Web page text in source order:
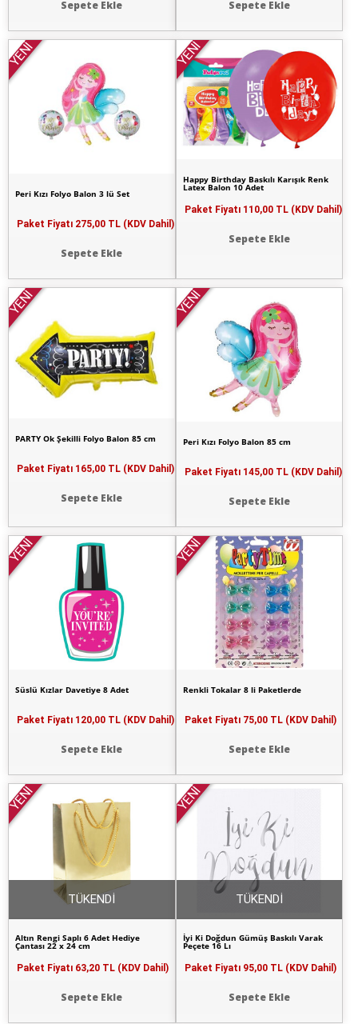
Sepete Ekle Sepete Ekle
YENİ
Peri Kızı Folyo Balon 3 lü Set
Paket Fiyatı 275,00 TL (KDV Dahil)
Sepete Ekle
YENİ
Happy Birthday Baskılı Karışık Renk
Latex Balon 10 Adet
Paket Fiyatı 110,00 TL (KDV Dahil)
Sepete Ekle
YENİ
PARTY Ok Şekilli Folyo Balon 85 cm
Paket Fiyatı 165,00 TL (KDV Dahil)
Sepete Ekle
YENİ
Peri Kızı Folyo Balon 85 cm
Paket Fiyatı 145,00 TL (KDV Dahil)
Sepete Ekle
YENİ
Süslü Kızlar Davetiye 8 Adet
Paket Fiyatı 120,00 TL (KDV Dahil)
Sepete Ekle
YENİ
Renkli Tokalar 8 li Paketlerde
Paket Fiyatı 75,00 TL (KDV Dahil)
Sepete Ekle
YENİ
Altın Rengi Saplı 6 Adet Hediye
Çantası 22 x 24 cm
Paket Fiyatı 63,20 TL (KDV Dahil)
Sepete Ekle
TÜKENDİ
YENİ
İyi Ki Doğdun Gümüş Baskılı Varak
Peçete 16 Lı
Paket Fiyatı 95,00 TL (KDV Dahil)
Sepete Ekle
TÜKENDİ